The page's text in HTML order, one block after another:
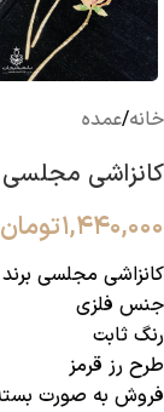
خانه/عمده
کانزاشی مجلسی
۱,۴۴۰,۰۰۰تومان
کانزاشی مجلسی برند
جنس فلزی
رنگ ثابت
طرح رز قرمز
فروش به صورت بسته بندی ۱۲